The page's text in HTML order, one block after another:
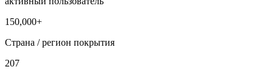
150,000+
Страна / регион покрытия
207